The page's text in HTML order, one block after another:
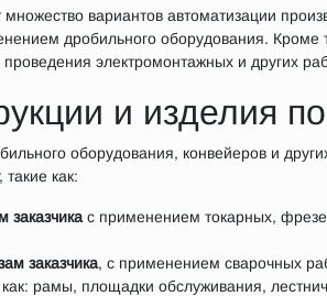
вариантов автоматизации
дробильного оборудования.
электромонтажных и других
и изделия
оборудования, конвейеров и
как:
заказчикас применением токарных,
заказчика, с применением сварочных
как: рамы, площадки обслуживания,